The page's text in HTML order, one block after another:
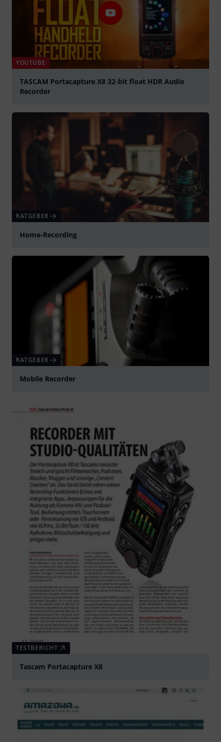
YOUTUBE
TASCAM Portacapture X8 32-bit float HDR Audio
Recorder
RATGEBER
Home-Recording
RATGEBER
Mobile Recorder
TESTBERICHT
Tascam Portacapture X8